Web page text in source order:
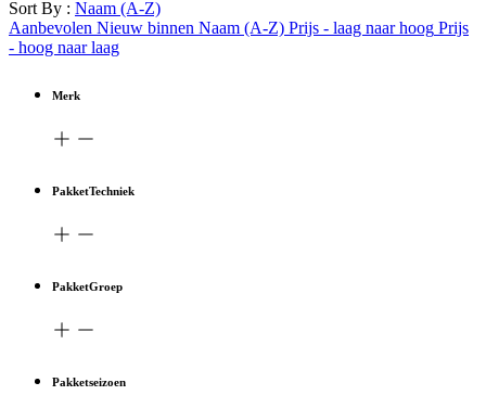
Sort By : Naam (A-Z)
Aanbevolen Nieuw binnen Naam (A-Z) Prijs - laag naar hoog Prijs
- hoog naar laag
Merk
PakketTechniek
PakketGroep
Pakketseizoen